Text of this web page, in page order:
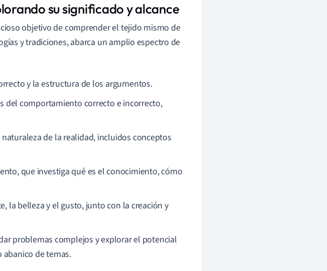
su significado y alcance
objetivo de comprender el tejido mismo de
y tradiciones, abarca un amplio espectro de
y la estructura de los argumentos.
del comportamiento correcto e incorrecto,
de la realidad, incluidos conceptos
que investiga qué es el conocimiento, cómo
la belleza y el gusto, junto con la creación y
problemas complejos y explorar el potencial
de temas.